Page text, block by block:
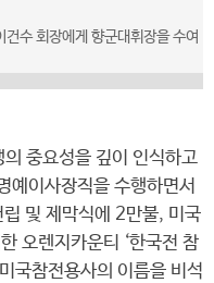
수 회장에게 향군대휘장을 수여
중요성을 깊이 인식하고
예이사장직을 수행하면서
및 제막식에 2만불, 미국
오렌지카운티 ‘한국전 참
국참전용사의 이름을 비석